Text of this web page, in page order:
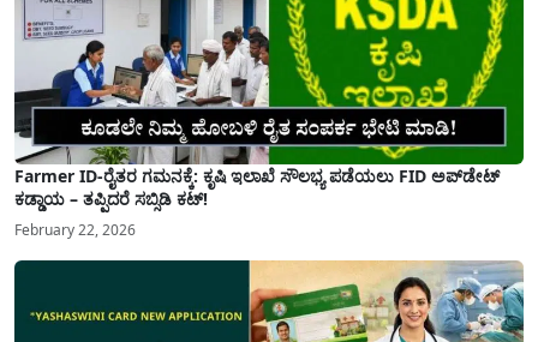
Farmer ID-ರೈತರ ಗಮನಕ್ಕೆ: ಕೃಷಿ ಇಲಾಖೆ ಸೌಲಭ್ಯ ಪಡೆಯಲು FID ಅಪ್‌ಡೇಟ್
ಕಡ್ಡಾಯ – ತಪ್ಪಿದರೆ ಸಬ್ಸಿಡಿ ಕಟ್!
February 22, 2026